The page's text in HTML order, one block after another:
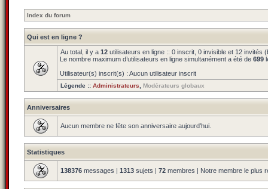
Index du forum
Qui est en ligne ?
Au total, il y a 12 utilisateurs en ligne :: 0 inscrit, 0 invisible et 12 invités
Le nombre maximum d’utilisateurs en ligne simultanément a été de 699
Utilisateur(s) inscrit(s) : Aucun utilisateur inscrit
Légende :: Administrateurs Modérateurs globaux
Anniversaires
Aucun membre ne fête son anniversaire aujourd’hui.
Statistiques
138376 messages | 1313 sujets | 72 membres | Notre membre le plus